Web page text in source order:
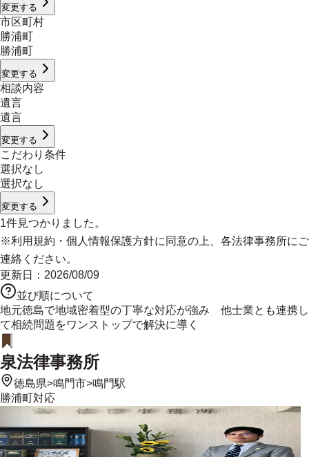
変更する
市区町村
勝浦町
勝浦町
変更する
相談内容
遺言
遺言
変更する
こだわり条件
選択なし
選択なし
変更する
1件見つかりました。
※利用規約 ・ 個人情報保護方針に同意の上、各法律事務所にご
連絡ください。
更新日： 2026/08/09
並び順について
地元徳島で地域密着型の丁寧な対応が強み 他士業とも連携し
て相続問題をワンストップで解決に導く
泉法律事務所
徳島県>鳴門市>鳴門駅
勝浦町対応